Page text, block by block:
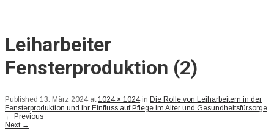
Leiharbeiter
Fensterproduktion (2)
Published 13. März 2024 at1024 × 1024in Die Rolle von Leiharbeitern in der
Fensterproduktion und ihr Einfluss auf Pflege im Alter und Gesundheitsfürsorge
← Previous
Next →